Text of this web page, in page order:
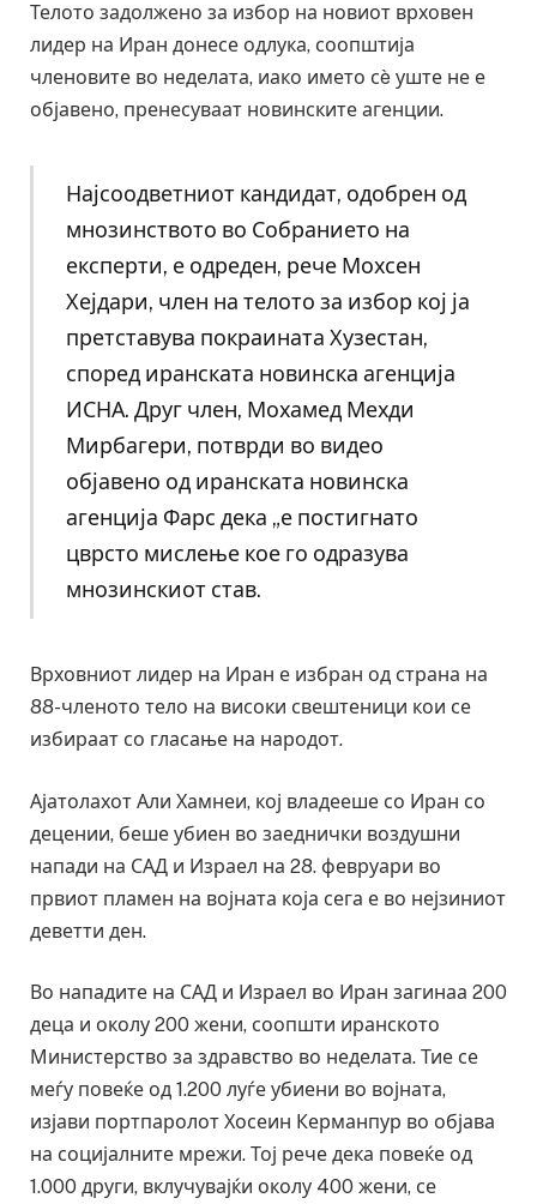
Телото задолжено за избор на новиот врховен
лидер на Иран донесе одлука, соопштија
членовите во неделата, иако името сè уште не е
објавено, пренесуваат новинските агенции.
Најсоодветниот кандидат, одобрен од
мнозинството во Собранието на
експерти, е одреден, рече Мохсен
Хејдари, член на телото за избор кој ја
претставува покраината Хузестан,
според иранската новинска агенција
ИСНА. Друг член, Мохамед Мехди
Мирбагери, потврди во видео
објавено од иранската новинска
агенција Фарс дека „е постигнато
цврсто мислење кое го одразува
мнозинскиот став.
Врховниот лидер на Иран е избран од страна на
88-членото тело на високи свештеници кои се
избираат со гласање на народот.
Ајатолахот Али Хамнеи, кој владееше со Иран со
децении, беше убиен во заеднички воздушни
напади на САД и Израел на 28. февруари во
првиот пламен на војната која сега е во нејзиниот
деветти ден.
Во нападите на САД и Израел во Иран загинаа 200
деца и околу 200 жени, соопшти иранското
Министерство за здравство во неделата. Тие се
меѓу повеќе од 1.200 луѓе убиени во војната,
изјави портпаролот Хосеин Керманпур во објава
на социјалните мрежи. Тој рече дека повеќе од
1.000 други, вклучувајќи околу 400 жени, се